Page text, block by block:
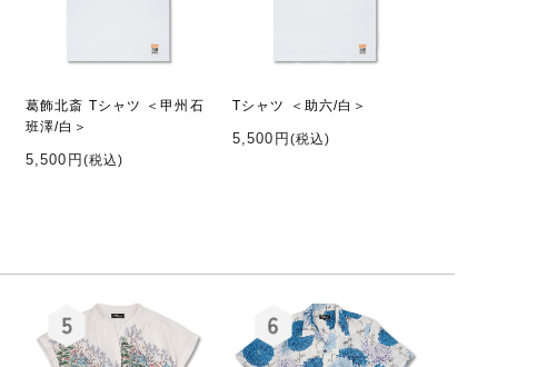
葛飾北斎 Tシャツ ＜甲州石
班澤/白＞
5,500円 (税込)
Tシャツ ＜助六/白＞
5,500円 (税込)